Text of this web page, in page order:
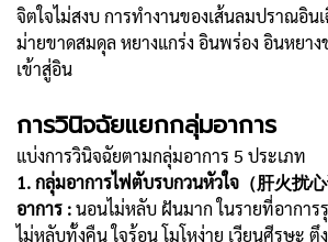
จิตใจไม่สงบ การทำงานของเส้นลมปราณอิน
ม่ายขาดสมดุล หยางแกร่ง อินพร่อง อินหยาง
เข้าสู่อิน
การวินิจฉัยแยกกลุ่มอาการ
แบ่งการวินิจฉัยตามกลุ่มอาการ 5 ประเภท
1. กลุ่มอาการไฟตับรบกวนหัวใจ（肝火扰心
อาการ :นอนไม่หลับ ฝันมาก ในรายที่อาการ
ไม่หลับทั้งคืน ใจร้อน โมโหง่าย เวียนศีรษะ